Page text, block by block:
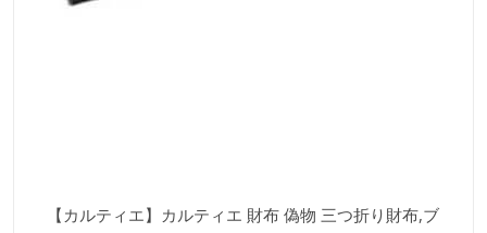
【カルティエ】カルティエ 財布 偽物 三つ折り財布,ブ